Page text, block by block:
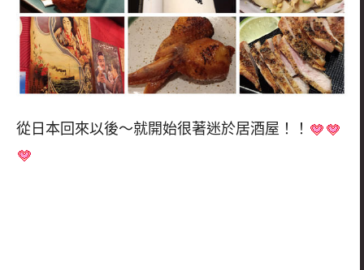
從日本回來以後～就開始很著迷於居酒屋！！